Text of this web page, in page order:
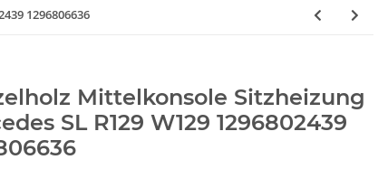
1296806636
Mittelkonsole Sitzheizung
SL R129 W129 1296802439